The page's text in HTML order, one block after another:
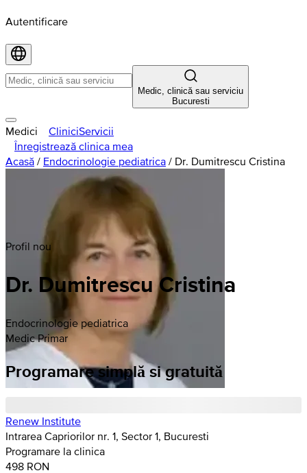
Autentificare
Medic, clinică sau serviciu
Bucuresti
Medici CliniciServicii
Înregistrează clinica mea
Acasă / Endocrinologie pediatrica / Dr. Dumitrescu Cristina
Profil nou
Dr. Dumitrescu Cristina
Endocrinologie pediatrica
Medic Primar
Programare simplă si gratuită
Renew Institute
Intrarea Capriorilor nr. 1, Sector 1, Bucuresti
Programare la clinica
498 RON